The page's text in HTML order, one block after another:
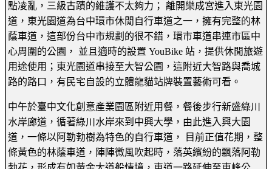
點凌亂，三級古蹟的維護不太夠力； 離開樂成宮進入東光園
道，東光園道為台中環市休閒自行車道之一，擁有完整的林
蔭車道，這部份台中市規劃的很不錯，環市車道串連市區中
心周圍的公園， 並且適時的設置 YouBike 站，提供休閒旅遊
用途使用；東光園道串接至大智公園，這附近大智路與喬城
路的路口，有民宅自設的立體龍貓站牌裝置藝術可看。
中午於臺中文化創意產業園區附近用餐，餐後步行新盛綠川
水岸廊道，循著綠川水岸來到中興大學，由此進入興大園
道，一條以阿勒勃樹為特色的自行車道， 目前正值花期，整
條黃色的林蔭車道，陣陣微風吹起時，落英繽紛的飄落阿勒